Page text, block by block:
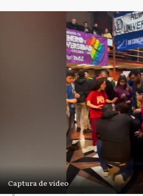
Captura de video